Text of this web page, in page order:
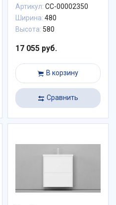
Артикул: СС-00002350
Ширина: 480
Высота: 580
17 055 руб.
В корзину
Сравнить